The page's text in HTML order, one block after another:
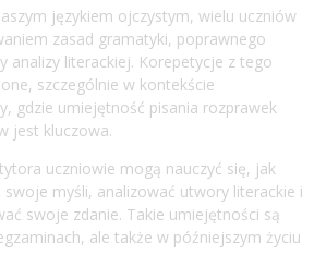
językiem ojczystym, wielu uczniów
zasad gramatyki, poprawnego
analizy literackiej. Korepetycje z tego
szczególnie w kontekście
gdzie umiejętność pisania rozprawek
jest kluczowa.
uczniowie mogą nauczyć się, jak
myśli, analizować utwory literackie i
swoje zdanie. Takie umiejętności są
ale także w późniejszym życiu